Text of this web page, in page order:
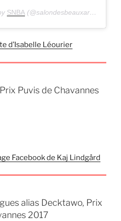
SNBA (@salondesbeauxarts) on
d’Isabelle Léourier
Puvis de Chavannes
Facebook de Kaj Lindgård
alias Decktawo, Prix
2017